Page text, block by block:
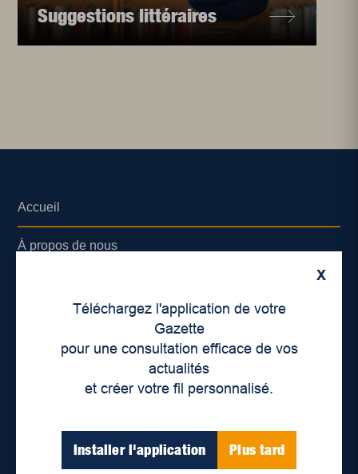
Suggestions littéraires
X
Téléchargez l'application de votre
Gazette
pour une consultation efficace de vos
actualités
et créer votre fil personnalisé.
Installer l'application Plus tard
Accueil
À propos de nous
Lieux de distribution